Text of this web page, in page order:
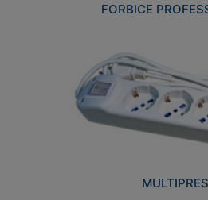
FORBICE